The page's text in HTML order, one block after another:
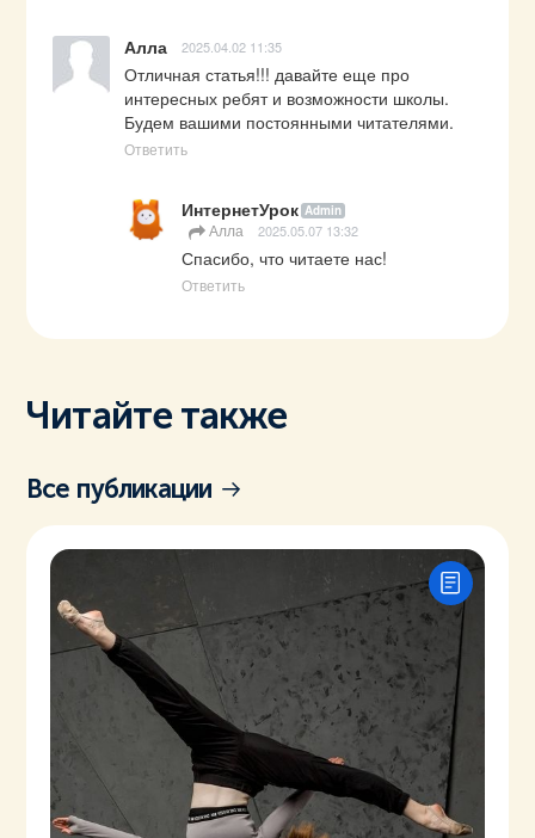
Алла 2025.04.02 11:35
Отличная статья!!! давайте еще про
интересных ребят и возможности школы.
Будем вашими постоянными читателями.
Ответить
ИнтернетУрок Admin
Алла 2025.05.07 13:32
Спасибо, что читаете нас!
Ответить
Читайте также
Все публикации